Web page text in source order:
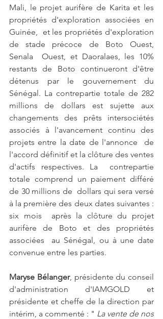
Mali, le projet aurifère de Karita et les
propriétés d'exploration associées en
Guinée,  et les propriétés d'exploration
de stade précoce de Boto Ouest,
Senala  Ouest, et Daoralaes, les 10%
restants de Boto continueront d'être
détenus par le gouvernement du
Sénégal. La contrepartie totale de 282
millions de dollars est sujette aux
changements des prêts intersociétés
associés à l'avancement continu des
projets entre la date de l'annonce  de
l'accord définitif et la clôture des ventes
d'actifs respectives. La  contrepartie
totale comprend un paiement différé
de 30 millions de  dollars qui sera versé
à la première des deux dates suivantes :
six mois  après la clôture du projet
aurifère de Boto et des propriétés
associées  au Sénégal, ou à une date
convenue entre les parties.
Maryse Bélanger, présidente du conseil
d'administration d'IAMGOLD et
présidente et cheffe de la direction par
intérim, a commenté : " La vente de nos